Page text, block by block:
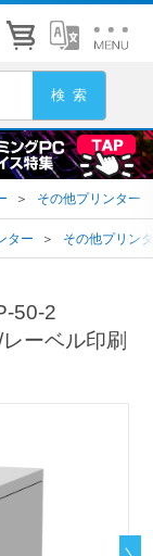
＞ その他プリンター
ター ＞ その他プリン
50-2
ーベル印刷